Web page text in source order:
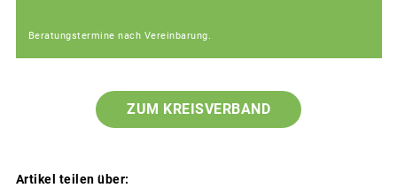
Beratungstermine nach Vereinbarung.
ZUM KREISVERBAND
Artikel teilen über: